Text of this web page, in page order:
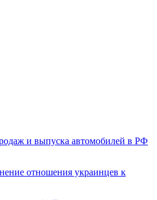
и выпуска автомобилей в РФ
отношения украинцев к